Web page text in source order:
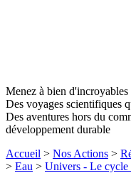
Menez à bien
Des voyages scientifiques
Des aventures hors du
développement durable
Accueil > Nos Actions >
> Eau > Univers - Le cycle